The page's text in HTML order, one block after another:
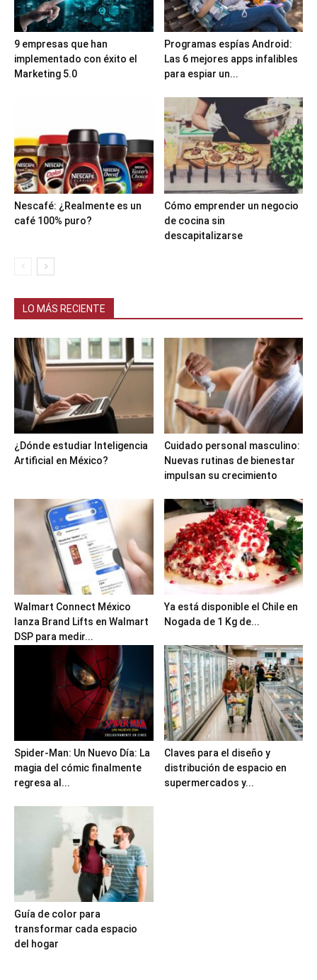
9 empresas que han
implementado con éxito el
Marketing 5.0
Programas espías Android:
Las 6 mejores apps infalibles
para espiar un...
Nescafé: ¿Realmente es un
café 100% puro?
Cómo emprender un negocio
de cocina sin
descapitalizarse
LO MÁS RECIENTE
¿Dónde estudiar Inteligencia
Artificial en México?
Cuidado personal masculino:
Nuevas rutinas de bienestar
impulsan su crecimiento
Walmart Connect México
lanza Brand Lifts en Walmart
DSP para medir...
Ya está disponible el Chile en
Nogada de 1 Kg de...
Spider-Man: Un Nuevo Día: La
magia del cómic finalmente
regresa al...
Claves para el diseño y
distribución de espacio en
supermercados y...
Guía de color para
transformar cada espacio
del hogar